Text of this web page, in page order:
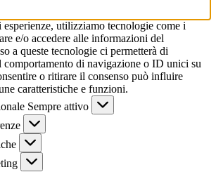
utilizziamo tecnologie come i
e/o accedere alle informazioni del
a queste tecnologie ci permetterà di
comportamento di navigazione o ID unici su
o ritirare il consenso può influire
caratteristiche e funzioni.
Sempre attivo